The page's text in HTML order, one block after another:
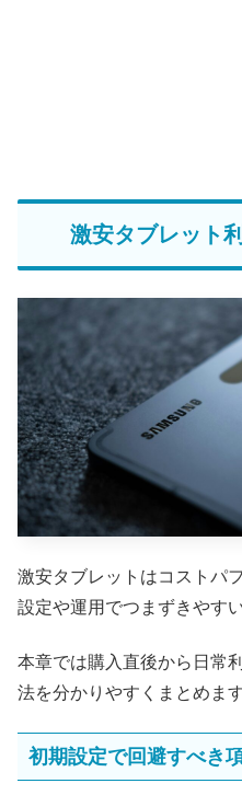
激安タブレット
激安タブレットはコストパ
設定や運用でつまずきやす
本章では購入直後から日常
法を分かりやすくまとめます
初期設定で回避すべき